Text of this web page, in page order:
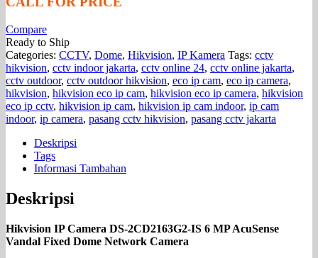
Compare
Ready to Ship
Categories: CCTV, Dome, Hikvision, IP Kamera Tags: cctv
hikvision, cctv indoor jakarta, cctv online 24, cctv online jakarta,
cctv outdoor, cctv outdoor hikvision, eco ip cam, eco ip camera,
hikvision, hikvision eco ip cam, hikvision eco ip camera, hikvision
eco ip cctv, hikvision ip cam, hikvision ip cam indoor, ip cam
indoor, ip camera, pasang cctv hikvision, pasang cctv jakarta
Deskripsi
Tags
Informasi Tambahan
Deskripsi
Hikvision IP Camera DS-2CD2163G2-IS 6 MP AcuSense
Vandal Fixed Dome Network Camera